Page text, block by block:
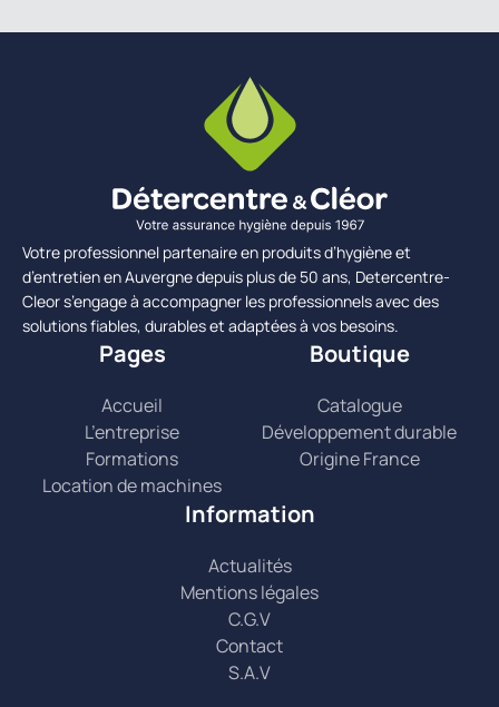
Votre professionnel partenaire en produits d’hygiène et
d’entretien en Auvergne depuis plus de 50 ans, Detercentre-
Cleor s’engage à accompagner les professionnels avec des
solutions fiables, durables et adaptées à vos besoins.
Pages
Accueil
L’entreprise
Formations
Location de machines
Boutique
Catalogue
Développement durable
Origine France
Information
Actualités
Mentions légales
C.G.V
Contact
S.A.V